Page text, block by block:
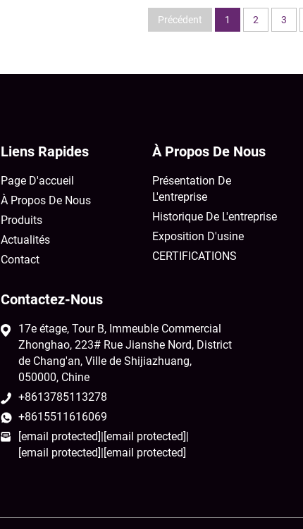
Précédent 1 2 3
Liens Rapides
Page D'accueil
À Propos De Nous
Produits
Actualités
Contact
À Propos De Nous
Présentation De
L'entreprise
Historique De L'entreprise
Exposition D'usine
CERTIFICATIONS
Contactez-Nous
17e étage, Tour B, Immeuble Commercial
Zhonghao, 223# Rue Jianshe Nord, District
de Chang'an, Ville de Shijiazhuang,
050000, Chine
+8613785113278
+8615511616069
[email protected] [email protected]
[email protected] [email protected]